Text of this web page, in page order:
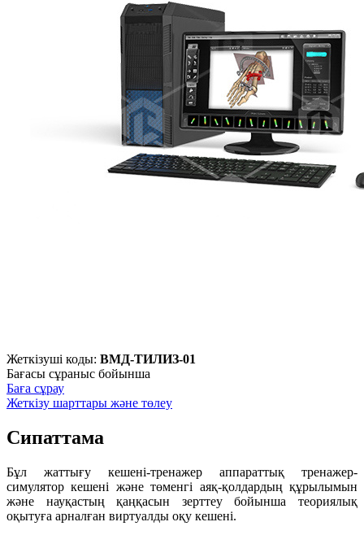
Жеткізуші коды: ВМД-ТИЛИЗ-01
Бағасы сұраныс бойынша
Баға сұрау
Жеткізу шарттары және төлеу
Сипаттама
Бұл жаттығу кешені-тренажер аппараттық тренажер-
симулятор кешені және төменгі аяқ-қолдардың құрылымын
және науқастың қаңқасын зерттеу бойынша теориялық
оқытуға арналған виртуалды оқу кешені.